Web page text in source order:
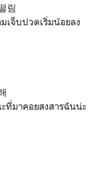
림
เจ็บปวดเริ่มน้อยลง
ที่มาคอยสงสารฉันน่ะ